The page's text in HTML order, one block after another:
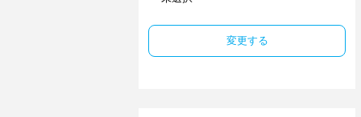
変更する